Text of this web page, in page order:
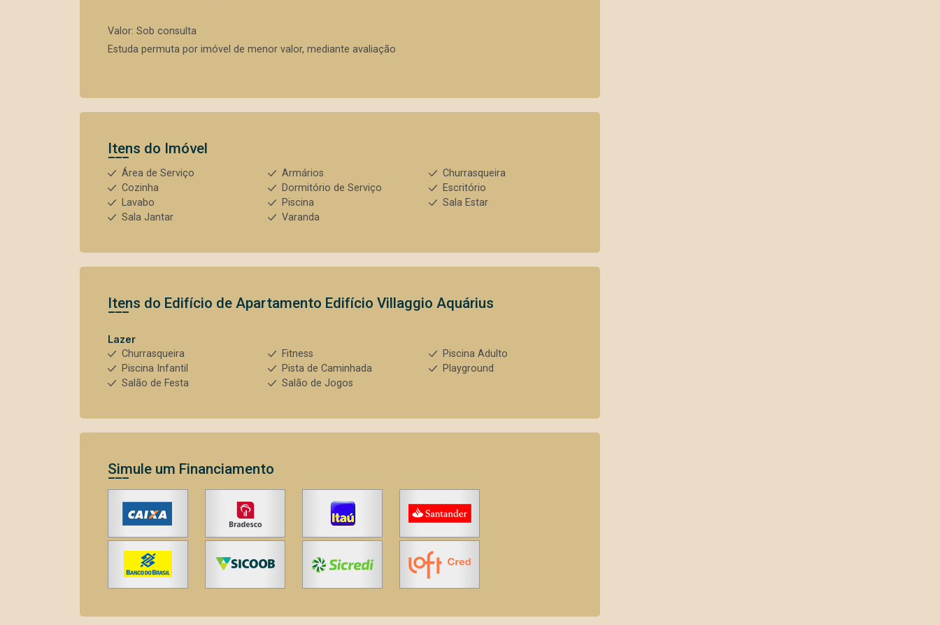
Valor: Sob consulta
Estuda permuta por imóvel de menor valor, mediante avaliação
Itens do Imóvel
Área de Serviço Armários
Churrasqueira
Cozinha
Dormitório de Serviço
Escritório
Lavabo
Piscina
Sala Estar
Sala Jantar
Varanda
Itens do Edifício de Apartamento Edifício Villaggio Aquárius
Lazer
Churrasqueira
Fitness
Piscina Adulto
Piscina Infantil
Pista de Caminhada
Playground
Salão de Festa
Salão de Jogos
Simule um Financiamento